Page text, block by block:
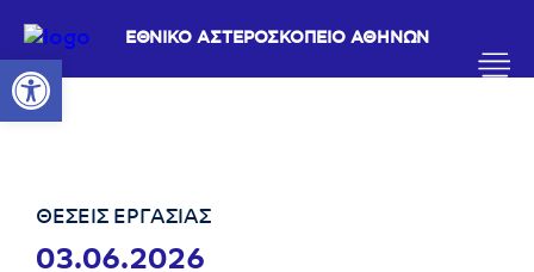
Ανοίξτε τη γραμμή εργαλείων
ΕΘΝΙΚΟ ΑΣΤΕΡΟΣΚΟΠΕΙΟ ΑΘΗΝΩΝ
ΘΕΣΕΙΣ ΕΡΓΑΣΙΑΣ
03.06.2026